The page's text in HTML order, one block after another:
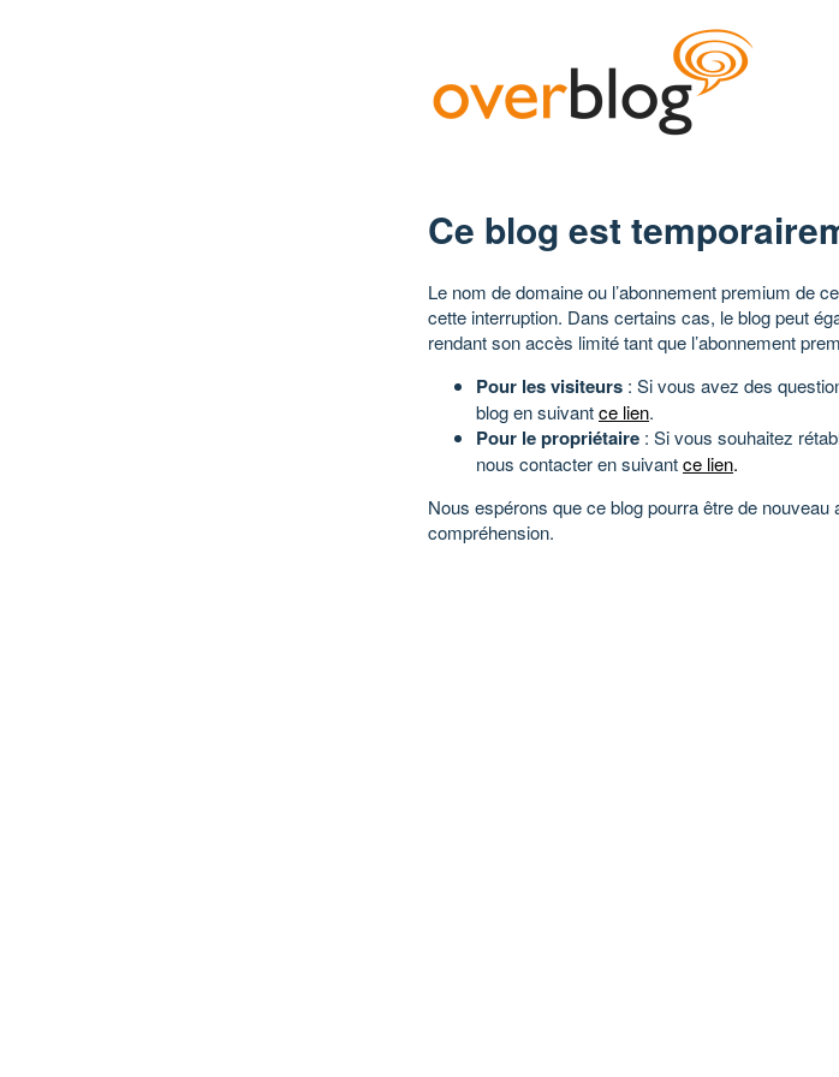
Ce blog est
Le nom de domaine ou l’abonnement premium de
cette interruption. Dans certains cas, le blog peut
rendant son accès limité tant que l’abonnement
Pour les visiteurs : Si vous avez des
blog en suivantce lien.
Pour le propriétaire : Si vous souhaitez
nous contacter en suivantce lien.
Nous espérons que ce blog pourra être de
compréhension.